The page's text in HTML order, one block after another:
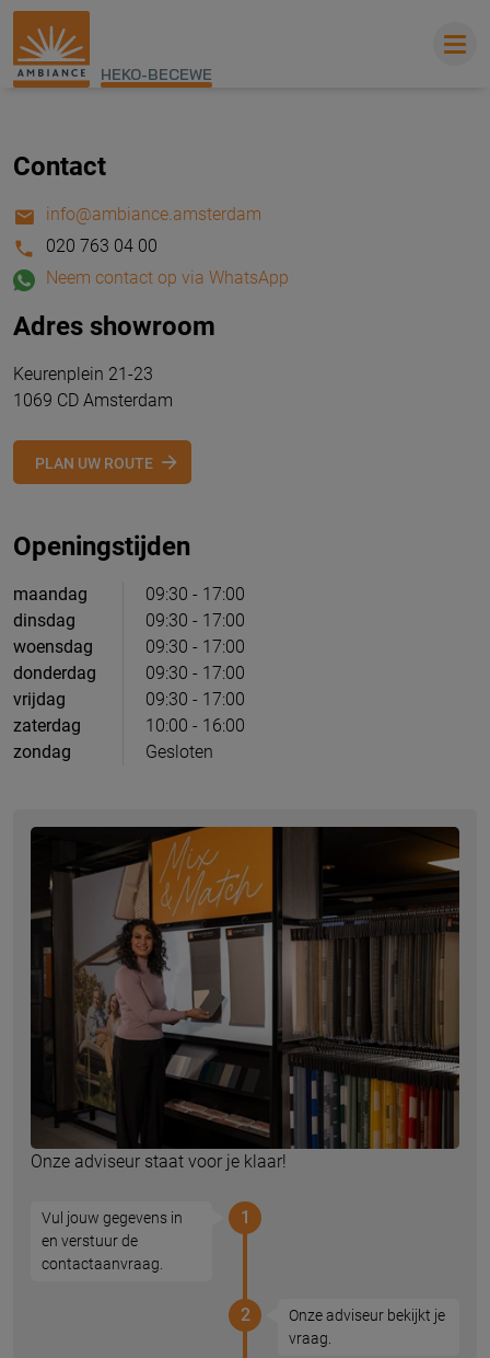
HEKO-BECEWE
Contact
info@ambiance.amsterdam
020 763 04 00
Neem contact op via WhatsApp
Adres showroom
Keurenplein 21-23
1069 CD Amsterdam
PLAN UW ROUTE
Openingstijden
maandag
09:30 - 17:00
dinsdag
09:30 - 17:00
woensdag
09:30 - 17:00
donderdag
09:30 - 17:00
vrijdag
09:30 - 17:00
zaterdag
10:00 - 16:00
zondag
Gesloten
Onze adviseur staat voor je klaar!
Vul jouw gegevens in
en verstuur de
contactaanvraag.
1
Onze adviseur bekijkt je
vraag.
2